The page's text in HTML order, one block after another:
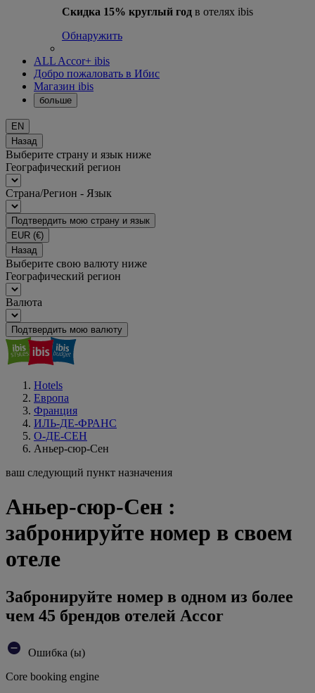
Скидка 15% круглый год в отелях ibis
Обнаружить
ALL Accor+ ibis
Добро пожаловать в Ибис
Магазин ibis
больше
EN
Назад
Выберите страну и язык ниже
Географический регион
Страна/Регион - Язык
Подтвердить мою страну и язык
EUR (€)
Назад
Выберите свою валюту ниже
Географический регион
Валюта
Подтвердить мою валюту
Hotels
Европа
Франция
ИЛЬ-ДЕ-ФРАНС
О-ДЕ-СЕН
Аньер-сюр-Сен
ваш следующий пункт назначения
Аньер-сюр-Сен :
забронируйте номер в своем
отеле
Забронируйте номер в одном из более
чем 45 брендов отелей Accor
Ошибка (ы)
Core booking engine